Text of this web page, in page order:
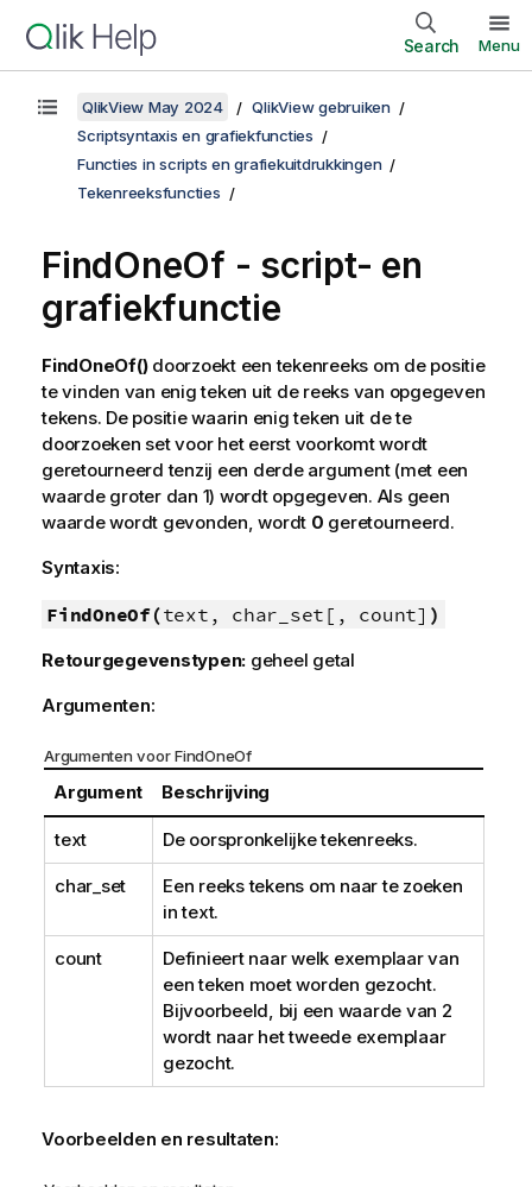
Search Menu
QlikView May 2024
QlikView gebruiken
Scriptsyntaxis en grafiekfuncties
Functies in scripts en grafiekuitdrukkingen
Tekenreeksfuncties
FindOneOf - script- en
grafiekfunctie
FindOneOf()doorzoekt een tekenreeks om de positie
te vinden van enig teken uit de reeks van opgegeven
tekens. De positie waarin enig teken uit de te
doorzoeken set voor het eerst voorkomt wordt
geretourneerd tenzij een derde argument (met een
waarde groter dan 1) wordt opgegeven. Als geen
waarde wordt gevonden, wordt 0 geretourneerd.
Syntaxis:
FindOneOf(text, char_set[, count] )
Retourgegevenstypen: geheel getal
Argumenten:
Argumenten voor FindOneOf
Argument Beschrijving
text De oorspronkelijke tekenreeks.
char_set
Een reeks tekens om naar te zoeken
intext.
count
Definieert naar welk exemplaar van
een teken moet worden gezocht.
Bijvoorbeeld, bij een waarde van 2
wordt naar het tweede exemplaar
gezocht.
Voorbeelden en resultaten: